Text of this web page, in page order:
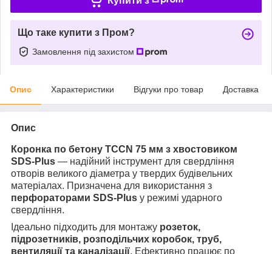
Що таке купити з Пром?
Замовлення під захистом
Опис Характеристики Відгуки про товар Доставка
Опис
Коронка по бетону TCCN 75 мм з хвостовиком
SDS-Plus — надійний інструмент для свердління
отворів великого діаметра у твердих будівельних
матеріалах. Призначена для використання з
перфораторами SDS-Plus у режимі ударного
свердління.
Ідеально підходить для монтажу розеток,
підрозетників, розподільчих коробок, труб,
вентиляції та каналізації. Ефективно працює по